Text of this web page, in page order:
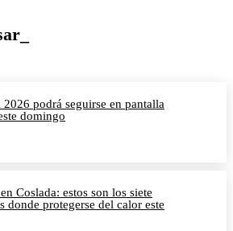
podrá seguirse en pantalla
domingo
Coslada: estos son los siete
donde protegerse del calor este